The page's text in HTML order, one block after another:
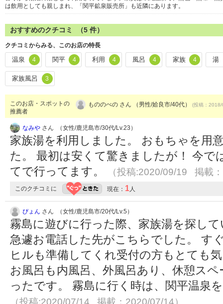
は飲用としても親しまれ、「関平鉱泉販売所」も近隣にあります。
おすすめのクチコミ （5 件）
クチコミからみる、このお店の特長
温泉 4 関平 4 利用 4 風呂 4 家族 4 湯
家族風呂 3
このお店・スポットの
推薦者
もののべの さん （男性/姶良市/40代） (投稿：
なみや さん （女性/鹿児島市/30代/Lv.23）
家族湯を利用しました。 おもちゃを用
た。 最初は安くて驚きましたが！ 今で
てで行ってます。
（投稿:2020/09/19 掲載
このクチコミに 現在： 1人
ぴょん さん （女性/鹿児島市/20代/Lv.5）
霧島に遊びに行った際、家族湯を探し
急遽お電話した先がこちらでした。 す
ヒルも準備してくれ受付の方もとても
お風呂も内風呂、外風呂あり、休憩ス
ったです。 霧島に行く時は、関平温泉
（投稿:2020/07/14 掲載：2020/07/14）